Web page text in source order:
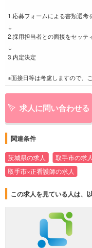
1.応募フォームによる書類選考
↓
2.採用担当者との面接をセッテ
↓
3.内定決定
※面接日等は考慮しますので、
求人に問い合わせる
関連条件
茨城県の求人 取手市の求人
取手市×正看護師の求人
この求人を見ている人は、